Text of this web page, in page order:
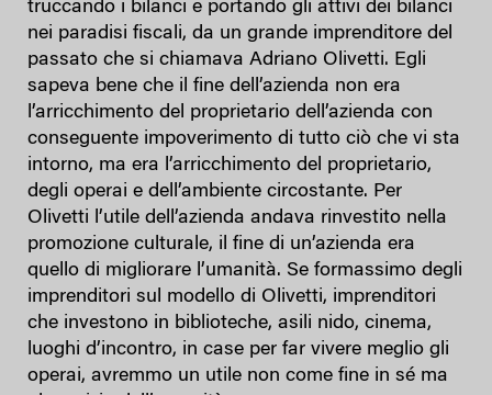
truccando i bilanci e portando gli attivi dei bilanci
nei paradisi fiscali, da un grande imprenditore del
passato che si chiamava Adriano Olivetti. Egli
sapeva bene che il fine dell’azienda non era
l’arricchimento del proprietario dell’azienda con
conseguente impoverimento di tutto ciò che vi sta
intorno, ma era l’arricchimento del proprietario,
degli operai e dell’ambiente circostante. Per
Olivetti l’utile dell’azienda andava rinvestito nella
promozione culturale, il fine di un’azienda era
quello di migliorare l’umanità. Se formassimo degli
imprenditori sul modello di Olivetti, imprenditori
che investono in biblioteche, asili nido, cinema,
luoghi d’incontro, in case per far vivere meglio gli
operai, avremmo un utile non come fine in sé ma